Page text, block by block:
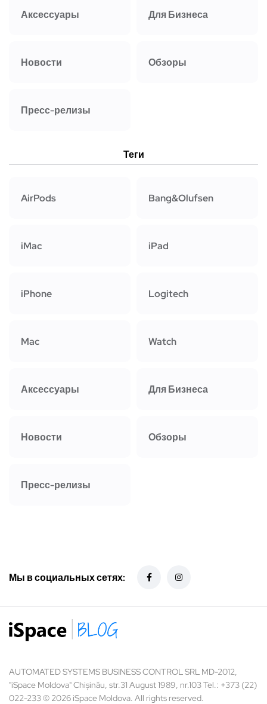
Аксессуары Для Бизнеса
Новости Обзоры
Пресс-релизы
Теги
AirPods Bang&Olufsen
iMac iPad
iPhone Logitech
Mac Watch
Аксессуары Для Бизнеса
Новости Обзоры
Пресс-релизы
Мы в социальных сетях:
AUTOMATED SYSTEMS BUSINESS CONTROL SRL MD-2012,
"iSpace Moldova" Chișinău, str.31 August 1989, nr.103 Tel.: +373 (22)
022-233 © 2026 iSpace Moldova. All rights reserved.